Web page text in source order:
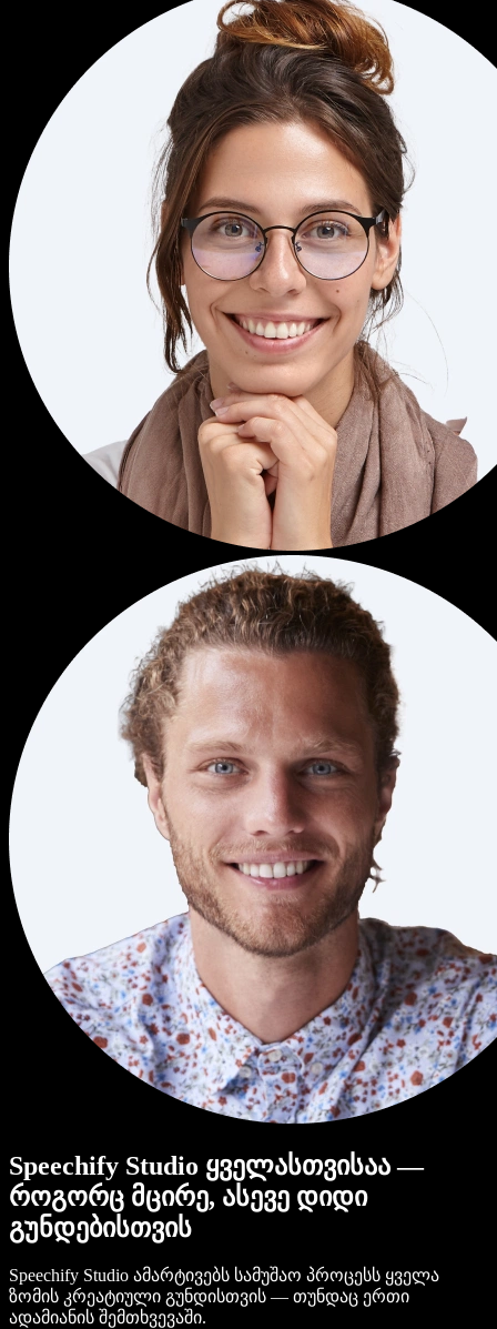
Speechify Studio ყველასთვისაა —
როგორც მცირე, ასევე დიდი
გუნდებისთვის
Speechify Studio ამარტივებს სამუშაო პროცესს ყველა
ზომის კრეატიული გუნდისთვის — თუნდაც ერთი
ადამიანის შემთხვევაში.